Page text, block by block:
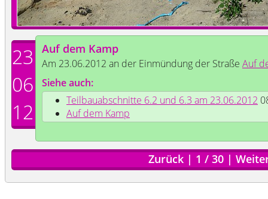
23
06
12
Auf dem Kamp
Am 23.06.2012 an der Einmündung der Straße Auf
Siehe auch:
Teilbauabschnitte 6.2 und 6.3 am 23.06.2012
Auf dem Kamp
Zurück | 1 / 30 |